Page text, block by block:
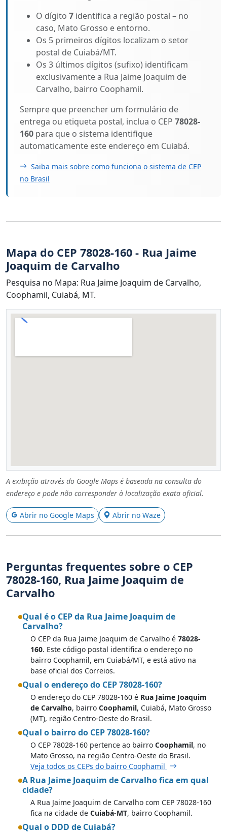
O dígito 7 identifica a região postal – no
caso, Mato Grosso e entorno.
Os 5 primeiros dígitos localizam o setor
postal de Cuiabá/MT.
Os 3 últimos dígitos (sufixo) identificam
exclusivamente a Rua Jaime Joaquim de
Carvalho, bairro Coophamil.
Sempre que preencher um formulário de
entrega ou etiqueta postal, inclua o CEP 78028-
160 para que o sistema identifique
automaticamente este endereço em Cuiabá.
Saiba mais sobre como funciona o sistema de CEP
no Brasil
Mapa do CEP 78028-160 - Rua Jaime
Joaquim de Carvalho
Pesquisa no Mapa: Rua Jaime Joaquim de Carvalho,
Coophamil, Cuiabá, MT.
A exibição através do Google Maps é baseada na consulta do
endereço e pode não corresponder à localização exata oficial.
Abrir no Google Maps Abrir no Waze
Perguntas frequentes sobre o CEP
78028-160, Rua Jaime Joaquim de
Carvalho
Qual é o CEP da Rua Jaime Joaquim de
Carvalho?
O CEP da Rua Jaime Joaquim de Carvalho é 78028-
160. Este código postal identifica o endereço no
bairro Coophamil, em Cuiabá/MT, e está ativo na
base oficial dos Correios.
Qual o endereço do CEP 78028-160?
O endereço do CEP 78028-160 é Rua Jaime Joaquim
de Carvalho, bairro Coophamil, Cuiabá, Mato Grosso
(MT), região Centro-Oeste do Brasil.
Qual o bairro do CEP 78028-160?
O CEP 78028-160 pertence ao bairro Coophamil, no
Mato Grosso, na região Centro-Oeste do Brasil.
Veja todos os CEPs do bairro Coophamil
A Rua Jaime Joaquim de Carvalho fica em qual
cidade?
A Rua Jaime Joaquim de Carvalho com CEP 78028-160
fica na cidade de Cuiabá-MT, bairro Coophamil.
Qual o DDD de Cuiabá?